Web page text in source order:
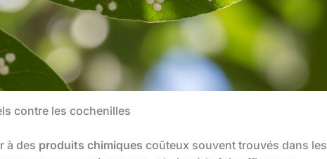
contre les cochenilles
à des produits chimiques coûteux souvent trouvés dans les